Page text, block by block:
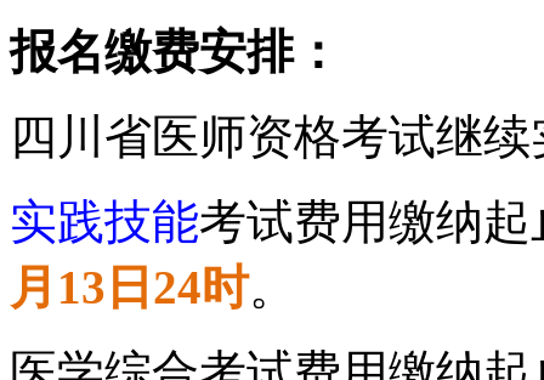
报名缴费安排：
四川省医师资格考试继
实践技能考试费用缴纳
月13日24时。